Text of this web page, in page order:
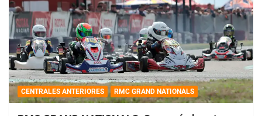
CENTRALES ANTERIORES RMC GRAND NATIONALS